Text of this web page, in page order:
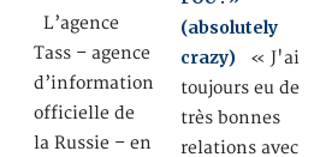
L’agence
Tass – agence
d’information
officielle de
la Russie – en
(absolutely
crazy) « J'ai
toujours eu de
très bonnes
relations avec